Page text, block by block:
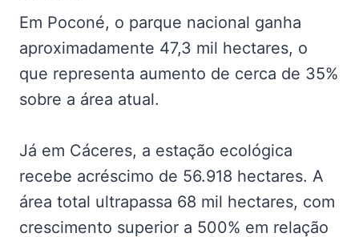
Em Poconé, o parque nacional ganha
aproximadamente 47,3 mil hectares, o
que representa aumento de cerca de 35%
sobre a área atual.
Já em Cáceres, a estação ecológica
recebe acréscimo de 56.918 hectares. A
área total ultrapassa 68 mil hectares, com
crescimento superior a 500% em relação